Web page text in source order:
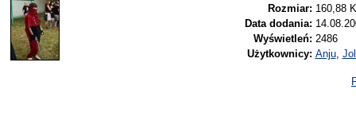
Rozmiar: 160,88
Data dodania:
Wyświetleń: 2486
Użytkownicy: Anju,